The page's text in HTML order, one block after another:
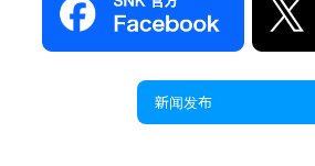
新闻发布